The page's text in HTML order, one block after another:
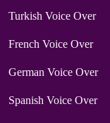
Turkish Voice Over
French Voice Over
German Voice Over
Spanish Voice Over